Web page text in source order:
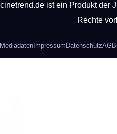
cinetrend.de ist ein Produkt der
Rechte
MediadatenImpressumDatenschutz